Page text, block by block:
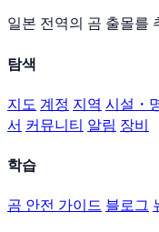
일본 전역의 곰 출몰를
탐색
지도 계정 지역 시설・
서 커뮤니티 알림 장비
학습
곰 안전 가이드 블로그